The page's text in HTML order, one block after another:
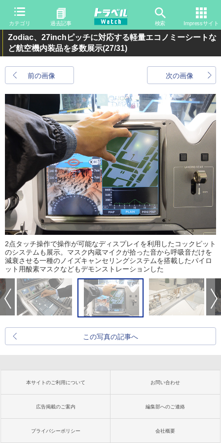
カテゴリ 過去記事 検索 Impressサイト
Zodiac、27inchピッチに対応する軽量エコノミーシートな
ど航空機内装品を多数展示(27/31)
前の画像 次の画像
2点タッチ操作で操作が可能なディスプレイを利用したコックピット
のシステムも展示。マスク内蔵マイクが拾った音から呼吸音だけを
減衰させる一種のノイズキャンセリングシステムを搭載したパイロ
ット用酸素マスクなどもデモンストレーションした
この写真の記事へ
本サイトのご利用について お問い合わせ
広告掲載のご案内 編集部へのご連絡
プライバシーポリシー 会社概要